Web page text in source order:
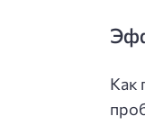
Как